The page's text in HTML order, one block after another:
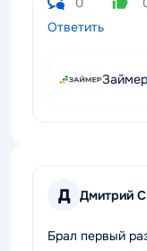
Ответить
Займер
Д Дмитрий
Брал первый